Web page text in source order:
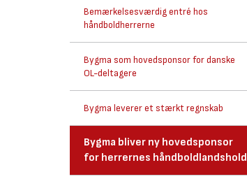
Bemærkelsesværdig entré hos
håndboldherrerne
Bygma som hovedsponsor for danske
OL-deltagere
Bygma leverer et stærkt regnskab
Bygma bliver ny hovedsponsor
for herrernes håndboldlandshold